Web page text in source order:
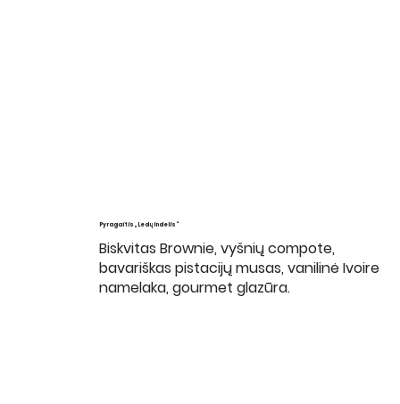
Pyragaitis „Ledų indelis“
Biskvitas Brownie, vyšnių compote,
bavariškas pistacijų musas, vanilinė Ivoire
namelaka, gourmet glazūra.